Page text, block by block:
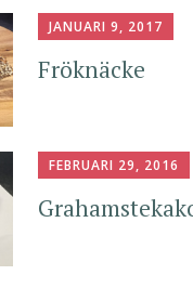
JANUARI 9, 2017
Fröknäcke
FEBRUARI 29, 2016